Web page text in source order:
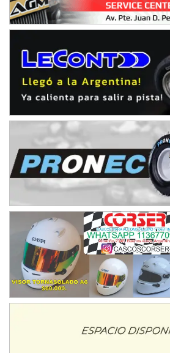
Humboldt (Santa Fe)
NORESTE SANTAFESINO - F6
Avellaneda (Santa Fe)
SUR SANTAFESINO - F4
Rufino (Santa Fe)
TUCUMANO - F5
Juan Navarro (Asfalto)
El Timbó (Tucumán)